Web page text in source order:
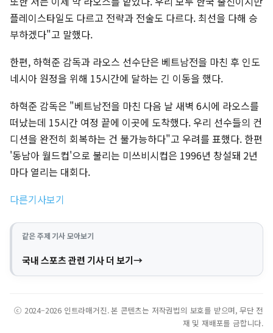
플레이스타일도 다르고 전략과 전술도 다르다. 최선을 다해 승
부하겠다"고 말했다.
한편, 하혁준 감독과 라오스 선수단은 베트남전을 마친 후 인도
네시아 원정을 위해 15시간에 달하는 긴 이동을 했다.
하혁준 감독은 "베트남전을 마친 다음 날 새벽 6시에 라오스를
떠났는데 15시간 여정 끝에 이곳에 도착했다. 우리 선수들의 컨
디션을 완전히 회복하는 건 불가능하다"고 우려를 표했다. 한편
'동남아 월드컵'으로 불리는 미쓰비시컵은 1996년 창설돼 2년
마다 열리는 대회다.
다른기사보기
같은 주제 기사 모아보기
국내 스포츠 관련 기사 더 보기
ⓒ 2024–2026 인트라매거진. 본 콘텐츠는 저작권법의 보호를 받으며, 무단 전
재 및 재배포를 금합니다.